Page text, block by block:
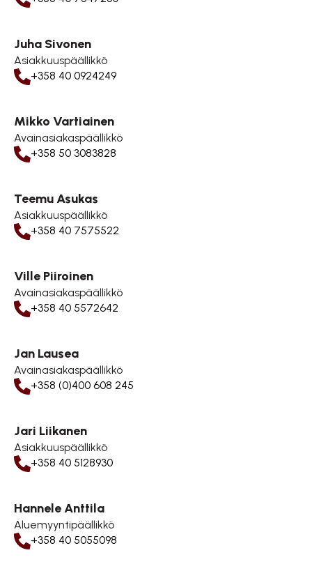
Juha Sivonen
Asiakkuuspäällikkö
+358 40 0924249
Mikko Vartiainen
Avainasiakaspäällikkö
+358 50 3083828
Teemu Asukas
Asiakkuuspäällikkö
+358 40 7575522
Ville Piiroinen
Avainasiakaspäällikkö
+358 40 5572642
Jan Lausea
Avainasiakaspäällikkö
+358 (0)400 608 245
Jari Liikanen
Asiakkuuspäällikkö
+358 40 5128930
Hannele Anttila
Aluemyyntipäällikkö
+358 40 5055098